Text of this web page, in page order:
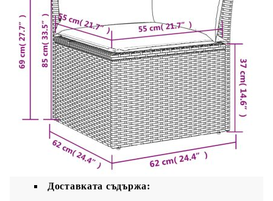
Цвят: Тъмносив
Материал на покритието: Плат (100%
полиестер)
Материал за пълнеж на възглавницата за
сядане: Дунапрен
Материал за пълнеж на облегалката:
Памучни влакна
Размери на възглавницата на седалката: 55
x 55 x 3 см (Ш x Д x Деб)
Размери на възглавницата за облягане: 55 x
45 x 13 см (Д х Ш x Деб)
Доставката съдържа: